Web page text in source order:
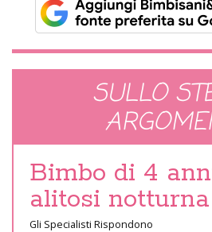
SULLO
Bimbo di 4
alitosi notturna
Gli Specialisti Rispondono